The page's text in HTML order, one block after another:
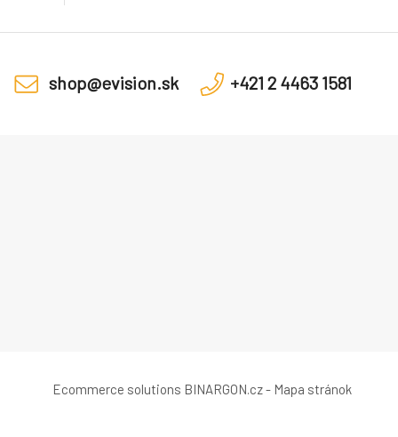
shop@evision.sk +421 2 4463 1581
Ecommerce solutions BINARGON.cz- Mapa stránok